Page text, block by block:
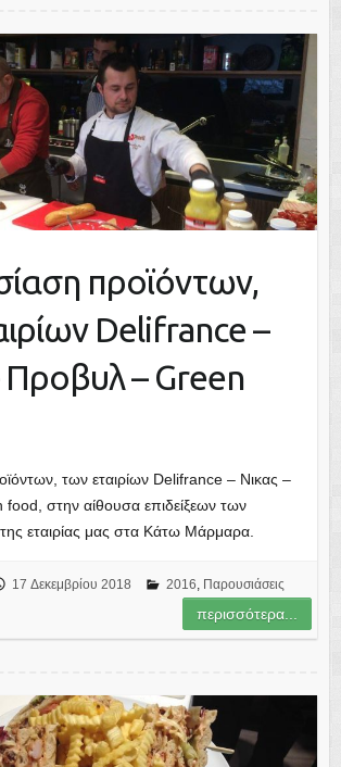
προϊόντων,
Delifrance –
Προβυλ – Green
των εταιρίων Delifrance – Νικας –
στην αίθουσα επιδείξεων των
εταιρίας μας στα Κάτω Μάρμαρα.
17 Δεκεμβρίου 2018 2016, Παρουσιάσεις
περισσότερα...